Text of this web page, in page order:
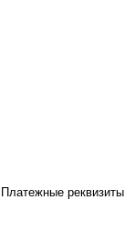
Платежные реквизиты